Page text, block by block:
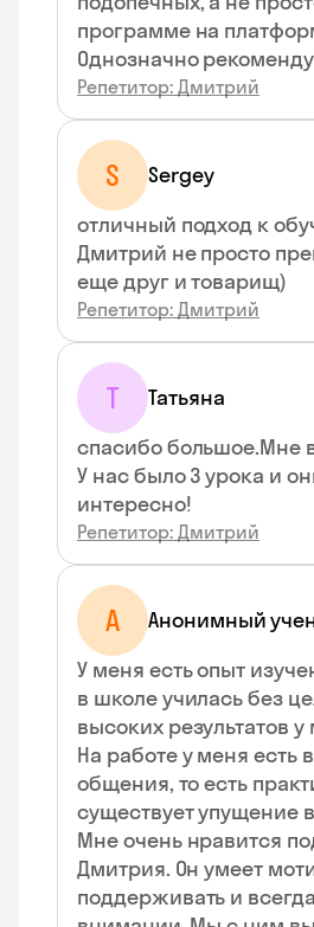
программе на
Однозначно
Репетитор: Дмитрий
S
Sergey
отличный подход к
Дмитрий не просто
еще друг и товарищ)
Репетитор: Дмитрий
Т
Татьяна
спасибо большое.Мне
У нас было 3 урока и
интересно!
Репетитор: Дмитрий
А
Анонимный
У меня есть опыт
в школе училась без
высоких результатов
На работе у меня есть
общения, то есть
существует упущение
Мне очень нравится
Дмитрия. Он умеет
поддерживать и